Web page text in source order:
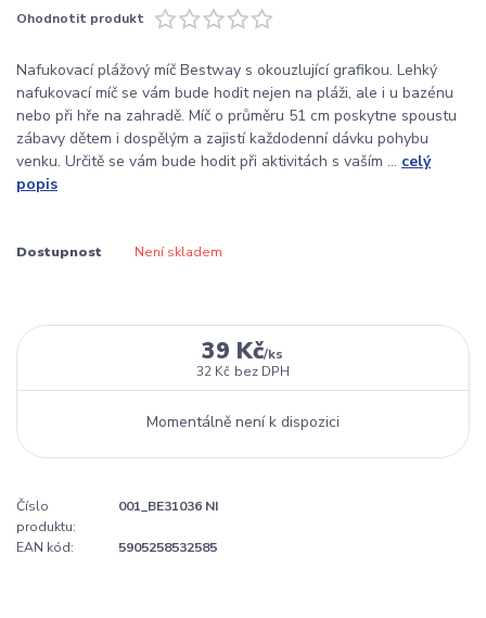
Ohodnotit produkt
Nafukovací plážový míč Bestway s okouzlující grafikou. Lehký
nafukovací míč se vám bude hodit nejen na pláži, ale i u bazénu
nebo při hře na zahradě. Míč o průměru 51 cm poskytne spoustu
zábavy dětem i dospělým a zajistí každodenní dávku pohybu
venku. Určitě se vám bude hodit při aktivitách s vaším ... celý
popis
Dostupnost Není skladem
39 Kč/ks
32 Kč bez DPH
Momentálně není k dispozici
Číslo
produktu:
001_BE31036 NI
EAN kód: 5905258532585